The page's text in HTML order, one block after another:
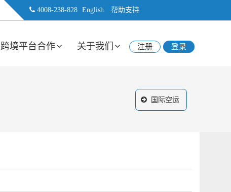
4008-238-828 English 帮助支持
跨境平台合作 关于我们 注册 登录
国际空运